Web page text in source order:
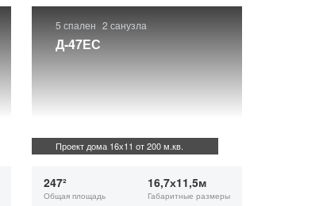
5 спален 2 санузла
Д-47ЕС
Проект дома 16х11 от 200 м.кв.
247²
Общая площадь
16,7х11,5м
Габаритные размеры